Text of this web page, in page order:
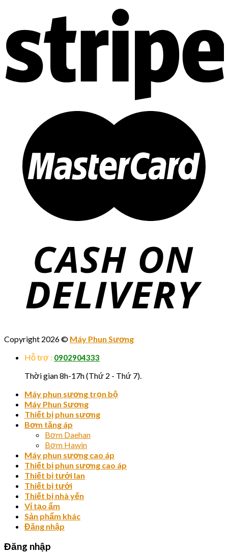
Copyright 2026 © Máy Phun Sương
Hỗ trợ : 0902904333
Thời gian 8h-17h (Thứ 2 - Thứ 7).
Máy phun sương trọn bộ
Máy Phun Sương
Thiết bị phun sương
Bơm tăng áp
Bơm Daehan
Bơm Hawin
Máy phun sương cao áp
Thiết bị phun sương cao áp
Thiết bị tưới lan
Thiết bị tưới
Thiết bị nhà yến
Vỉ tạo ẩm
Sản phẩm khác
Đăng nhập
Đăng nhập